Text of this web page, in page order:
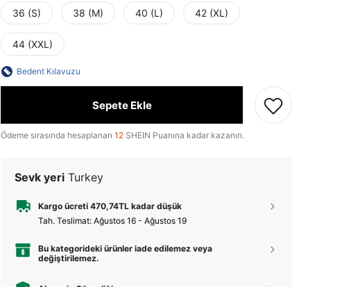
36 (S) 38 (M) 40 (L) 42 (XL)
44 (XXL)
Bedent Kılavuzu
Sepete Ekle
Ödeme sırasında hesaplanan 12 SHEIN Puanına kadar kazanın.
Sevk yeri Turkey
Kargo ücreti 470,74TL kadar düşük
Tah. Teslimat: Ağustos 16 - Ağustos 19
Bu kategorideki ürünler iade edilemez veya
değiştirilemez.